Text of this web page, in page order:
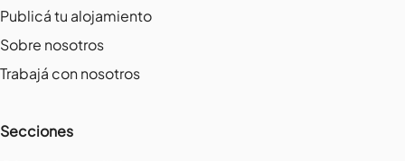
Publicá tu alojamiento
Sobre nosotros
Trabajá con nosotros
Secciones